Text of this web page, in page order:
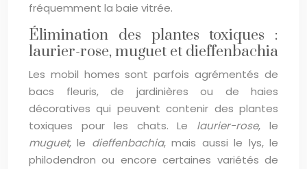
fréquemment la baie vitrée.
Élimination des plantes toxiques :
laurier-rose, muguet et dieffenbachia
Les mobil homes sont parfois agrémentés de
bacs fleuris, de jardinières ou de haies
décoratives qui peuvent contenir des plantes
toxiques pour les chats. Le laurier-rose, le
muguet, le dieffenbachia, mais aussi le lys, le
philodendron ou encore certaines variétés de